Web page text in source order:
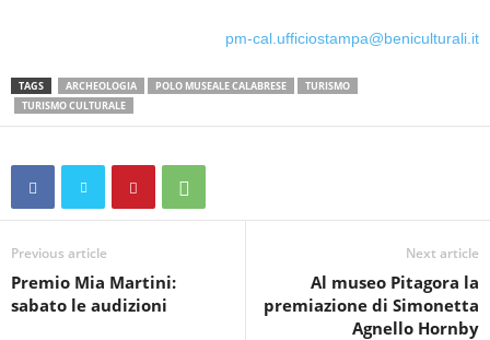
pm-cal.ufficiostampa@beniculturali.it
TAGS ARCHEOLOGIA POLO MUSEALE CALABRESE
TURISMO
TURISMO CULTURALE
Previous article
Premio Mia Martini:
sabato le audizioni
Next article
Al museo Pitagora la
premiazione di Simonetta
Agnello Hornby